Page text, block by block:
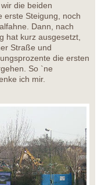
die beiden
erste Steigung, noch
Dann, nach
hat kurz ausgesetzt,
Straße und
die ersten
So `ne
ich mir.